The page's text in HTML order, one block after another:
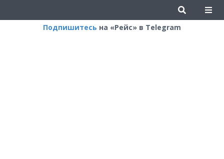
Подпишитесь на «Рейс» в Telegram